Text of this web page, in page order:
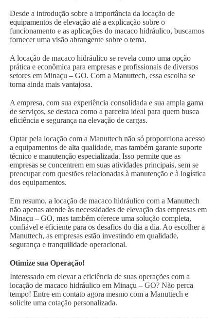
Desde a introdução sobre a importância da locação de
equipamentos de elevação até a explicação sobre o
funcionamento e as aplicações do macaco hidráulico, buscamos
fornecer uma visão abrangente sobre o tema.
A locação de macaco hidráulico se revela como uma opção
prática e econômica para empresas e profissionais de diversos
setores em Minaçu – GO. Com a Manuttech, essa escolha se
torna ainda mais vantajosa.
A empresa, com sua experiência consolidada e sua ampla gama
de serviços, se destaca como a parceira ideal para quem busca
eficiência e segurança na elevação de cargas.
Optar pela locação com a Manuttech não só proporciona acesso
a equipamentos de alta qualidade, mas também garante suporte
técnico e manutenção especializada. Isso permite que as
empresas se concentrem em suas atividades principais, sem se
preocupar com questões relacionadas à manutenção e à logística
dos equipamentos.
Em resumo, a locação de macaco hidráulico com a Manuttech
não apenas atende às necessidades de elevação das empresas em
Minaçu – GO, mas também oferece uma solução completa,
confiável e eficiente para os desafios do dia a dia. Ao escolher a
Manuttech, as empresas estão investindo em qualidade,
segurança e tranquilidade operacional.
Otimize sua Operação!
Interessado em elevar a eficiência de suas operações com a
locação de macaco hidráulico em Minaçu – GO? Não perca
tempo! Entre em contato agora mesmo com a Manuttech e
solicite uma cotação personalizada.